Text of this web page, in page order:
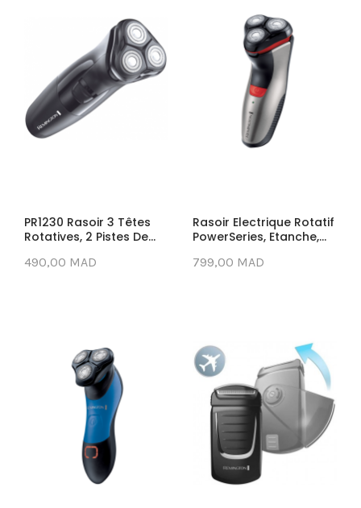
PR1230 Rasoir 3 Têtes
Rotatives, 2 Pistes De...
490,00 MAD
Rasoir Electrique Rotatif
PowerSeries, Etanche,...
799,00 MAD